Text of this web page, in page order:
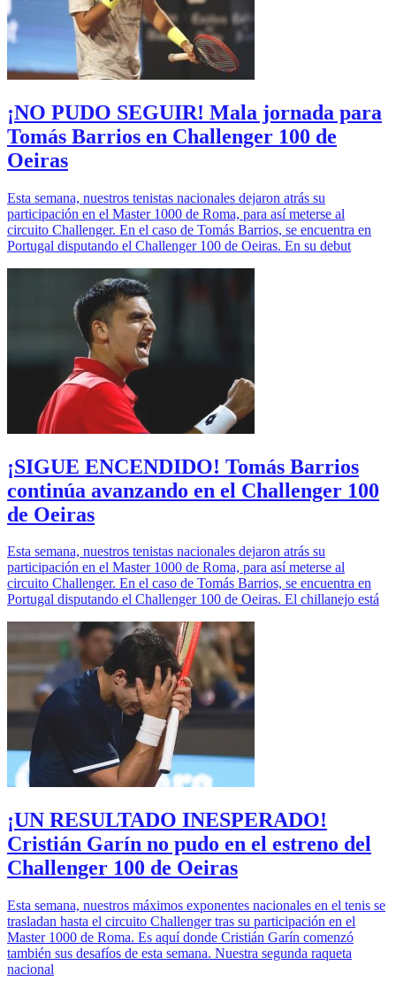
¡NO PUDO SEGUIR! Mala jornada para
Tomás Barrios en Challenger 100 de
Oeiras
Esta semana, nuestros tenistas nacionales dejaron atrás su
participación en el Master 1000 de Roma, para así meterse al
circuito Challenger. En el caso de Tomás Barrios, se encuentra en
Portugal disputando el Challenger 100 de Oeiras. En su debut
¡SIGUE ENCENDIDO! Tomás Barrios
continúa avanzando en el Challenger 100
de Oeiras
Esta semana, nuestros tenistas nacionales dejaron atrás su
participación en el Master 1000 de Roma, para así meterse al
circuito Challenger. En el caso de Tomás Barrios, se encuentra en
Portugal disputando el Challenger 100 de Oeiras. El chillanejo está
¡UN RESULTADO INESPERADO!
Cristián Garín no pudo en el estreno del
Challenger 100 de Oeiras
Esta semana, nuestros máximos exponentes nacionales en el tenis se
trasladan hasta el circuito Challenger tras su participación en el
Master 1000 de Roma. Es aquí donde Cristián Garín comenzó
también sus desafíos de esta semana. Nuestra segunda raqueta
nacional